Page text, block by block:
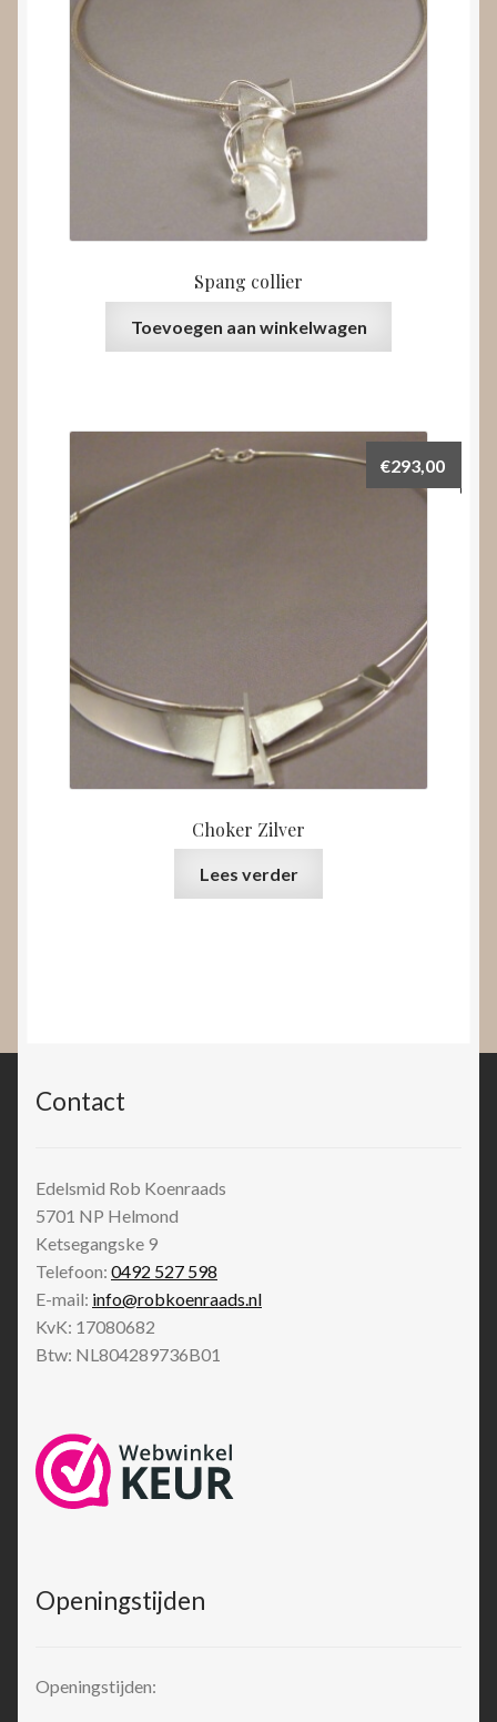
Spang collier
Toevoegen aan winkelwagen
Choker Zilver
€293,00
Lees verder
Contact
Edelsmid Rob Koenraads
5701 NP Helmond
Ketsegangske 9
Telefoon: 0492 527 598
E-mail: info@robkoenraads.nl
KvK: 17080682
Btw: NL804289736B01
Openingstijden
Openingstijden: